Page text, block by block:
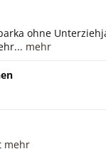
ohne
mehr
mehr